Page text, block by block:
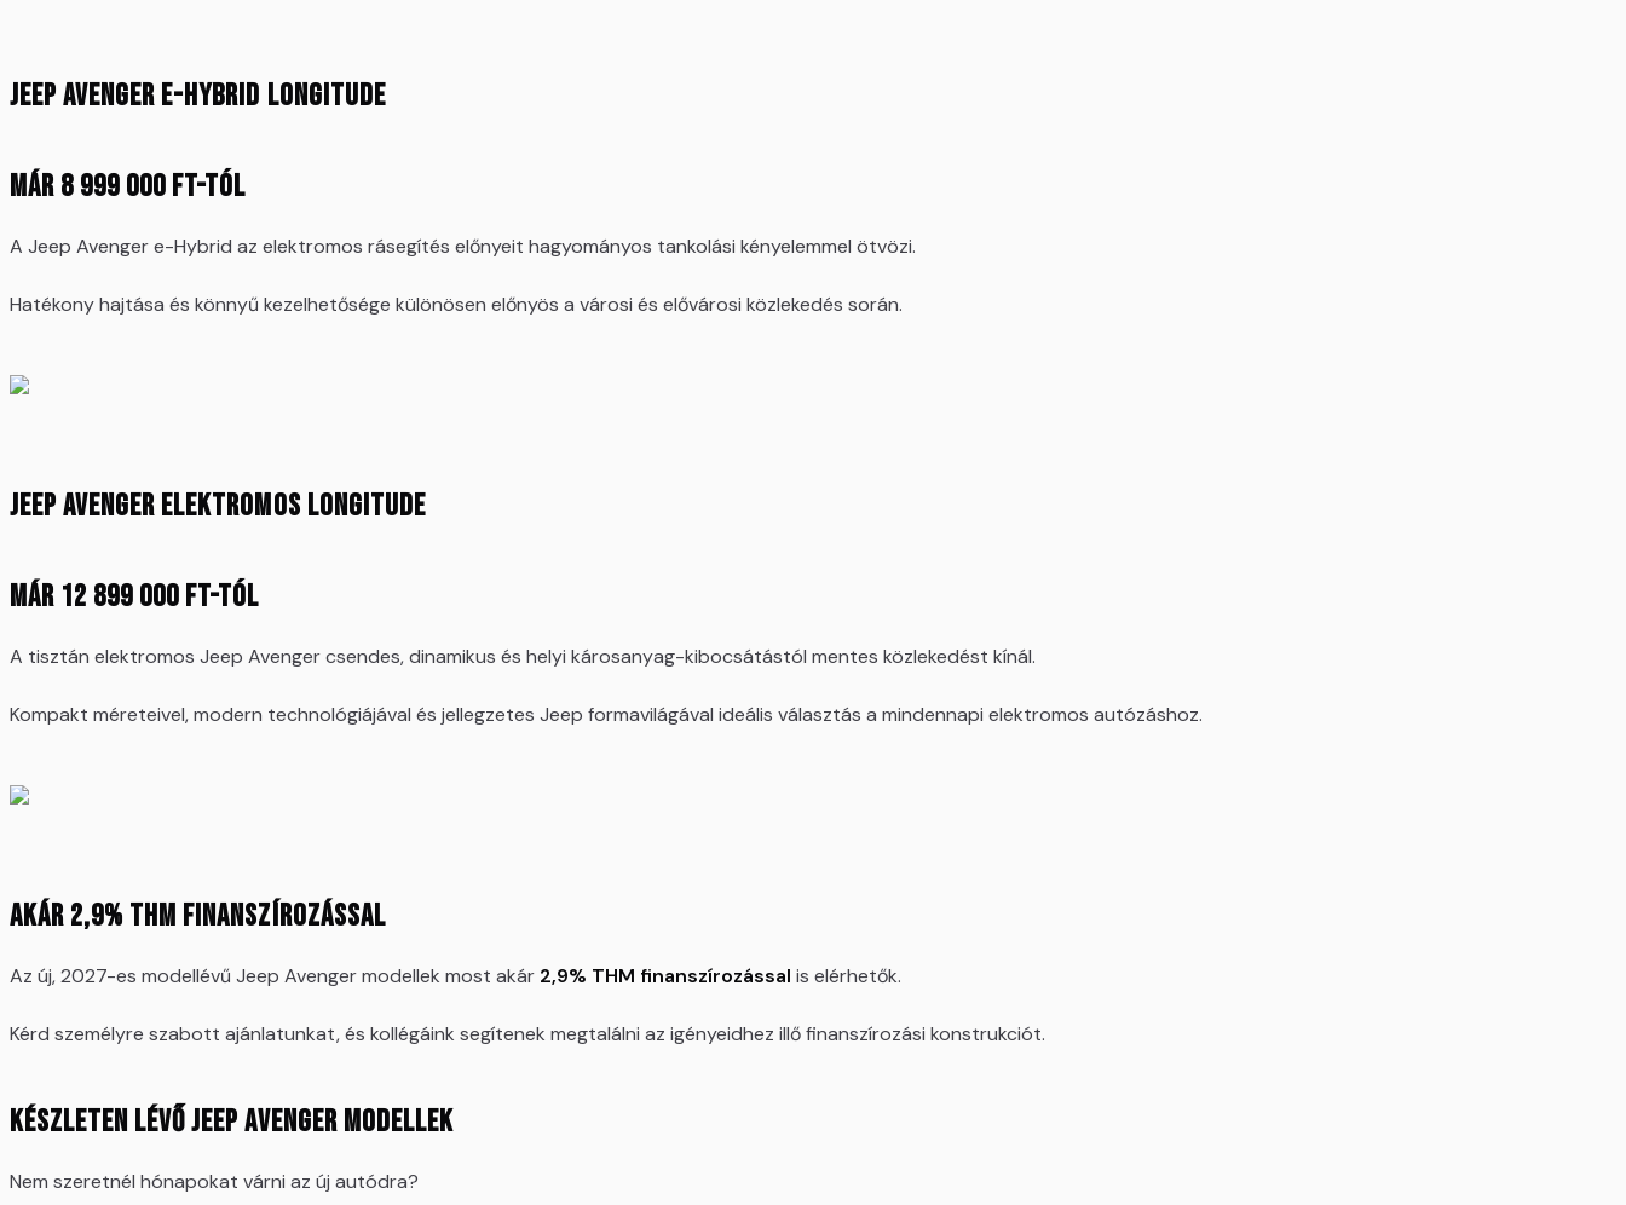
Jeep Avenger e-Hybrid Longitude
Már 8 999 000 Ft-tól
A Jeep Avenger e-Hybrid az elektromos rásegítés előnyeit hagyományos tankolási kényelemmel ötvözi.
Hatékony hajtása és könnyű kezelhetősége különösen előnyös a városi és elővárosi közlekedés során.
Jeep Avenger elektromos Longitude
Már 12 899 000 Ft-tól
A tisztán elektromos Jeep Avenger csendes, dinamikus és helyi károsanyag-kibocsátástól mentes közlekedést kínál.
Kompakt méreteivel, modern technológiájával és jellegzetes Jeep formavilágával ideális választás a mindennapi elektromos autózáshoz.
Akár 2,9% THM finanszírozással
Az új, 2027-es modellévű Jeep Avenger modellek most akár 2,9% THM finanszírozással is elérhetők.
Kérd személyre szabott ajánlatunkat, és kollégáink segítenek megtalálni az igényeidhez illő finanszírozási konstrukciót.
Készleten lévő Jeep Avenger modellek
Nem szeretnél hónapokat várni az új autódra?